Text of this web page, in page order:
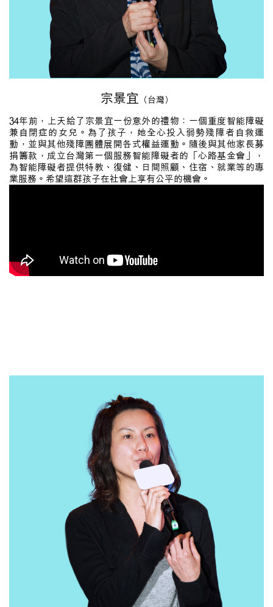
宗景宜 （台灣）
34年前，上天給了宗景宜一份意外的禮物：一個重度智能障礙
兼自閉症的女兒。為了孩子，她全心投入弱勢殘障者自救運
動，並與其他殘障團體展開各式權益運動。隨後與其他家長募
捐籌款，成立台灣第一個服務智能障礙者的「心路基金會」，
為智能障礙者提供特教、復健、日間照顧、住宿、就業等的專
業服務。希望這群孩子在社會上享有公平的機會。